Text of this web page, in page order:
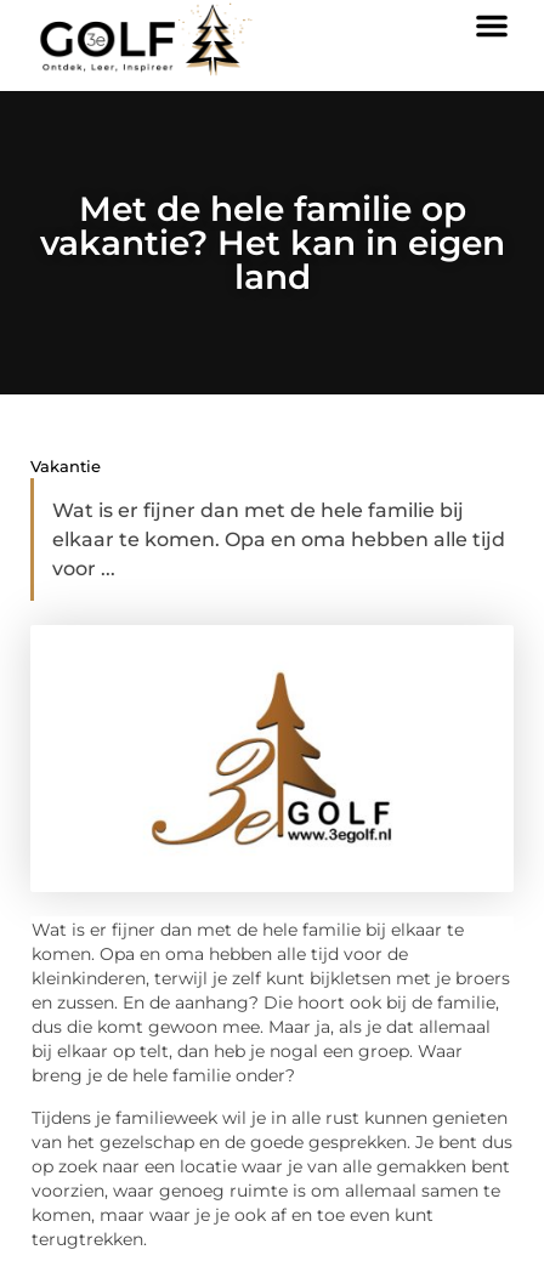
Met de hele familie op
vakantie? Het kan in eigen
land
Vakantie
Wat is er fijner dan met de hele familie bij
elkaar te komen. Opa en oma hebben alle tijd
voor ...
Wat is er fijner dan met de hele familie bij elkaar te
komen. Opa en oma hebben alle tijd voor de
kleinkinderen, terwijl je zelf kunt bijkletsen met je broers
en zussen. En de aanhang? Die hoort ook bij de familie,
dus die komt gewoon mee. Maar ja, als je dat allemaal
bij elkaar op telt, dan heb je nogal een groep. Waar
breng je de hele familie onder?
Tijdens je familieweek wil je in alle rust kunnen genieten
van het gezelschap en de goede gesprekken. Je bent dus
op zoek naar een locatie waar je van alle gemakken bent
voorzien, waar genoeg ruimte is om allemaal samen te
komen, maar waar je je ook af en toe even kunt
terugtrekken.